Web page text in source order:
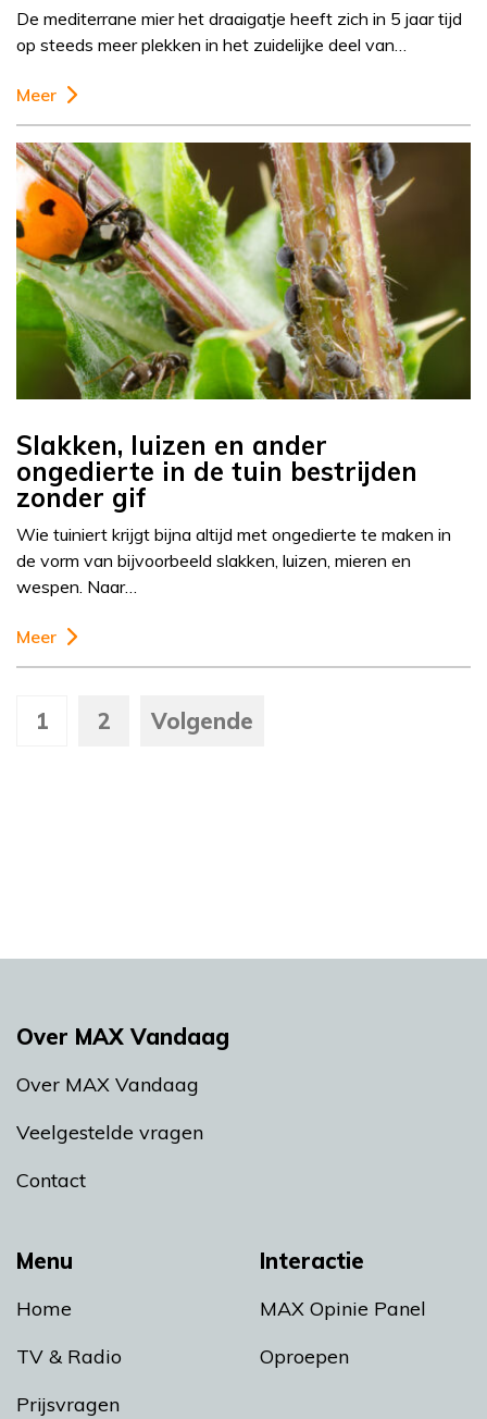
De mediterrane mier het draaigatje heeft zich in 5 jaar tijd
op steeds meer plekken in het zuidelijke deel van…
Meer
Slakken, luizen en ander
ongedierte in de tuin bestrijden
zonder gif
Wie tuiniert krijgt bijna altijd met ongedierte te maken in
de vorm van bijvoorbeeld slakken, luizen, mieren en
wespen. Naar…
Meer
1 2 Volgende
Menu
Home
TV & Radio
Prijsvragen
Interactie
MAX Opinie Panel
Oproepen
Over MAX Vandaag
Over MAX Vandaag
Veelgestelde vragen
Contact